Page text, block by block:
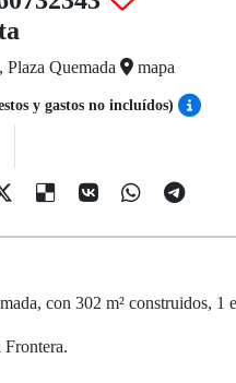
Plaza Quemada mapa
y gastos no incluídos)
con 302 m² construidos, 1
Frontera.